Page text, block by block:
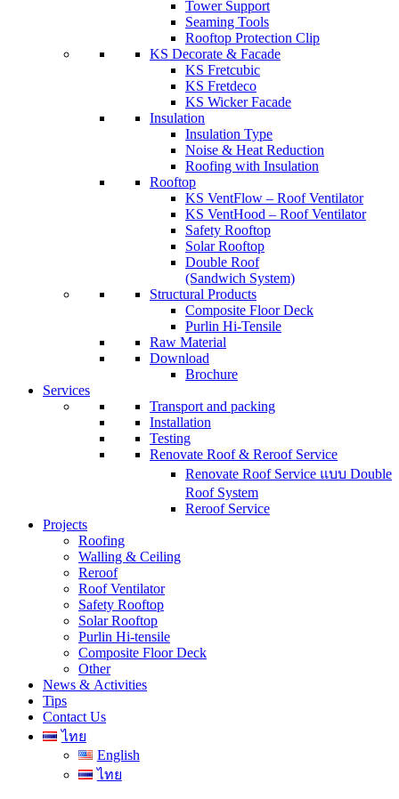
Tower Support
Seaming Tools
Rooftop Protection Clip
KS Decorate & Facade
KS Fretcubic
KS Fretdeco
KS Wicker Facade
Insulation
Insulation Type
Noise & Heat Reduction
Roofing with Insulation
Rooftop
KS VentFlow – Roof Ventilator
KS VentHood – Roof Ventilator
Safety Rooftop
Solar Rooftop
Double Roof
(Sandwich System)
Structural Products
Composite Floor Deck
Purlin Hi-Tensile
Raw Material
Download
Brochure
Services
Transport and packing
Installation
Testing
Renovate Roof & Reroof Service
Renovate Roof Service แบบ Double
Roof System
Reroof Service
Projects
Roofing
Walling & Ceiling
Reroof
Roof Ventilator
Safety Rooftop
Solar Rooftop
Purlin Hi-tensile
Composite Floor Deck
Other
News & Activities
Tips
Contact Us
ไทย
English
ไทย